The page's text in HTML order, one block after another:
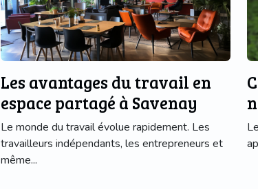
Les avantages du travail en
espace partagé à Savenay
Le monde du travail évolue rapidement. Les
travailleurs indépendants, les entrepreneurs et
même...